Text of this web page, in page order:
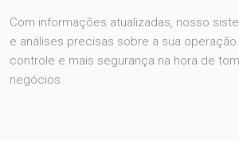
Com informações atualizadas, nosso
e análises precisas sobre a sua
controle e mais segurança na hora de
negócios.